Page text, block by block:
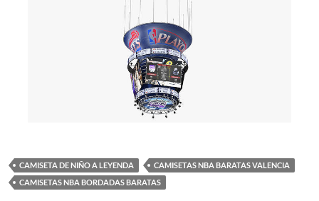
CAMISETA DE NIÑO A LEYENDA
CAMISETAS NBA BARATAS VALENCIA
CAMISETAS NBA BORDADAS BARATAS